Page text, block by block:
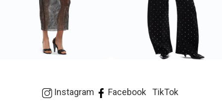
Instagram Facebook TikTok